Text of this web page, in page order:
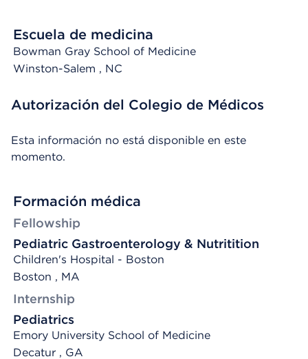
Escuela de medicina
Bowman Gray School of Medicine
Winston-Salem , NC
Autorización del Colegio de Médicos
Esta información no está disponible en este
momento.
Formación médica
Fellowship
Pediatric Gastroenterology & Nutritition
Children's Hospital - Boston
Boston , MA
Internship
Pediatrics
Emory University School of Medicine
Decatur , GA